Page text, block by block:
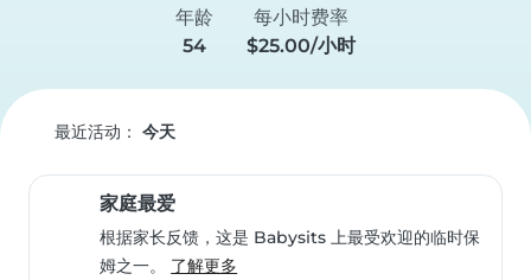
年龄
54
每小时费率
$25.00/小时
最近活动： 今天
家庭最爱
根据家长反馈，这是 Babysits 上最受欢迎的临时保
姆之一。 了解更多